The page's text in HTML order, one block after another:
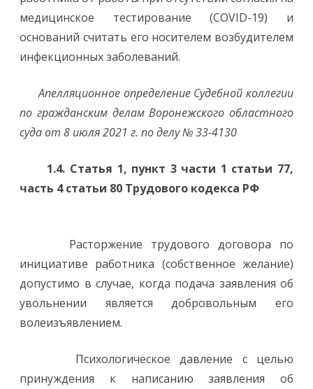
медицинское тестирование (COVID-19) и
оснований считать его носителем возбудителем
инфекционных заболеваний.
Апелляционное определение Судебной коллегии
по гражданским делам Воронежского областного
суда от 8 июля 2021 г. по делу № 33-4130
1.4. Статья 1, пункт 3 части 1 статьи 77,
часть 4 статьи 80 Трудового кодекса РФ
Расторжение трудового договора по
инициативе работника (собственное желание)
допустимо в случае, когда подача заявления об
увольнении является добровольным его
волеизъявлением.
Психологическое давление с целью
принуждения к написанию заявления об